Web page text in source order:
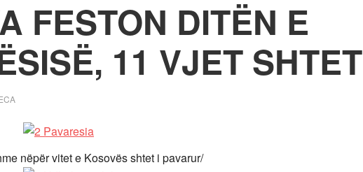
FESTON DITËN E
11 VJET SHTET
nëpër vitet e Kosovës shtet i pavarur/